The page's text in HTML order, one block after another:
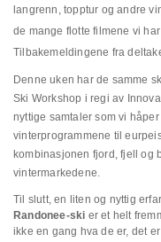
langrenn, topptur og andre
de mange flotte filmene vi
Tilbakemeldingene fra
Denne uken har de samme
Ski Workshop i regi av
nyttige samtaler som vi
vinterprogrammene til
kombinasjonen fjord, fjell og
vintermarkedene.
Til slutt, en liten og nyttig
Randonee-ski er et helt
ikke en gang hva de er, det